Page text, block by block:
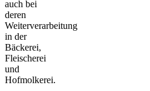
auch bei
deren
Weiterverarbeitung
in der
Bäckerei,
Fleischerei
und
Hofmolkerei.